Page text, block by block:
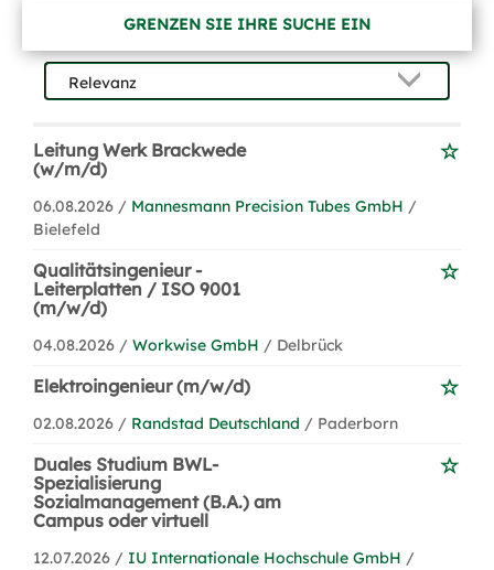
GRENZEN SIE IHRE SUCHE EIN
Leitung Werk Brackwede
(w/m/d)
06.08.2026 / Mannesmann Precision Tubes GmbH /
Bielefeld
Qualitätsingenieur -
Leiterplatten / ISO 9001
(m/w/d)
04.08.2026 / Workwise GmbH / Delbrück
Elektroingenieur (m/w/d)
02.08.2026 / Randstad Deutschland / Paderborn
Duales Studium BWL-
Spezialisierung
Sozialmanagement (B.A.) am
Campus oder virtuell
12.07.2026 / IU Internationale Hochschule GmbH /